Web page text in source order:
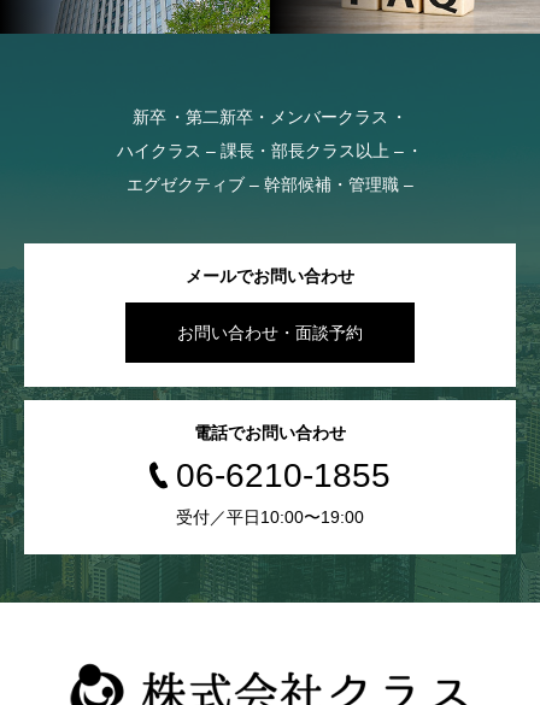
新卒
第二新卒・メンバークラス
ハイクラス – 課長・部長クラス以上 –
エグゼクティブ – 幹部候補・管理職 –
メールでお問い合わせ
お問い合わせ・面談予約
電話でお問い合わせ
06-6210-1855
受付／平日10:00〜19:00